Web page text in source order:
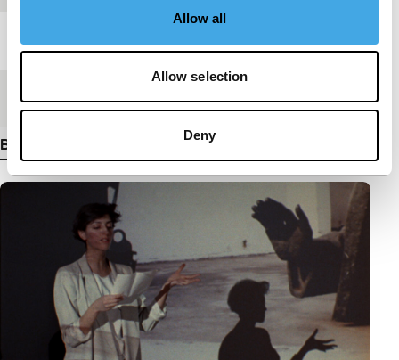
Allow all
Allow selection
Deny
Lengte 10'
Medium/FormaatDCP
Bekijk meer details